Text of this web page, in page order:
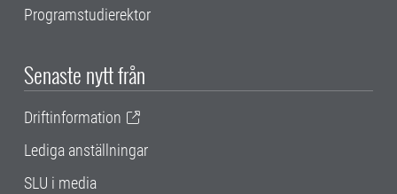
Programstudierektor
Senaste nytt från
Driftinformation
Lediga anställningar
SLU i media